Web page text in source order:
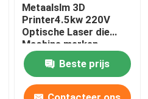
Metaalslm 3D
Printer4.5kw 220V
Optische Laser die
Machine merken
Beste prijs